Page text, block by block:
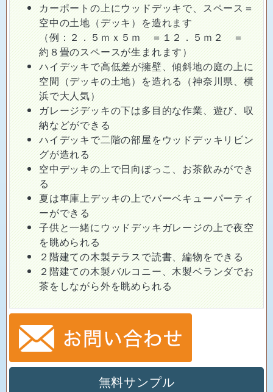
カーポートの上にウッドデッキで、スペース＝
空中の土地（デッキ）を造れます
（例：２．５ｍｘ５ｍ ＝１２．５ｍ２ ＝
約８畳のスペースが生まれます）
ハイデッキで高低差が擁壁、傾斜地の庭の上に
空間（デッキの土地）を造れる（神奈川県、横
浜で大人気）
ガレージデッキの下は多目的な作業、遊び、収
納などができる
ハイデッキで二階の部屋をウッドデッキリビン
グが造れる
空中デッキの上で日向ぼっこ、お茶飲みができ
る
夏は車庫上デッキの上でバーベキューパーティ
ーができる
子供と一緒にウッドデッキガレージの上で夜空
を眺められる
２階建ての木製テラスで読書、編物をできる
２階建ての木製バルコニー、木製ベランダでお
茶をしながら外を眺められる
無料サンプル